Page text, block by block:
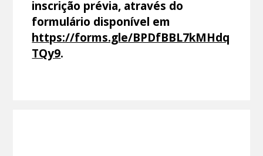
inscrição prévia, através do
formulário disponível em
https://forms.gle/BPDfBBL7kMHdq
TQy9.